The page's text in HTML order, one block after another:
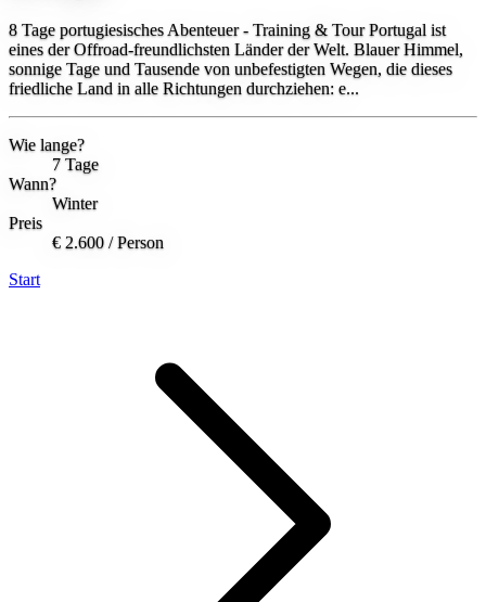
8 Tage portugiesisches Abenteuer - Training & Tour Portugal ist
eines der Offroad-freundlichsten Länder der Welt. Blauer Himmel,
sonnige Tage und Tausende von unbefestigten Wegen, die dieses
friedliche Land in alle Richtungen durchziehen: e...
Wie lange?
7 Tage
Wann?
Winter
Preis
€ 2.600 / Person
Start